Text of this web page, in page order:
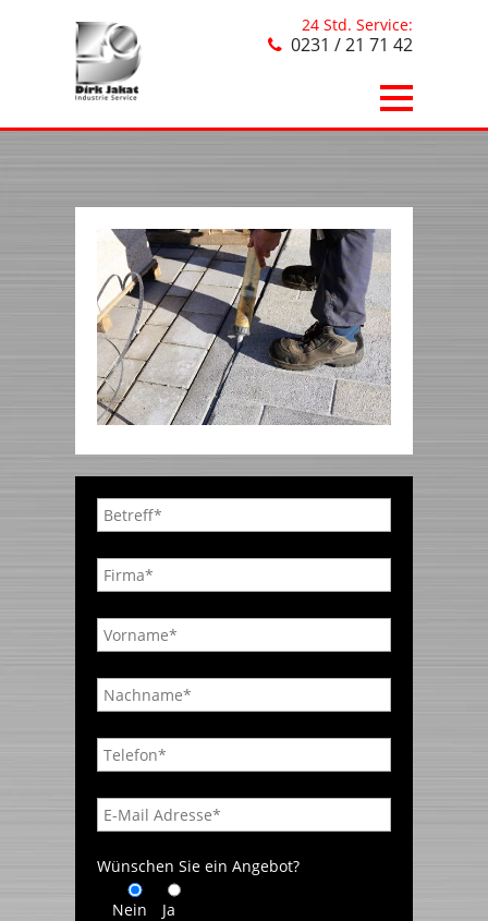
24 Std. Service:
0231 / 21 71 42
Wünschen Sie ein Angebot?
Nein Ja